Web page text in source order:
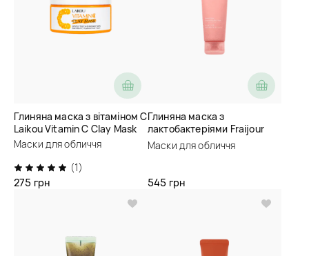
Глиняна маска з вітаміном C
Laikou Vitamin C Clay Mask
Маски для обличчя
(1)
275 грн
Глиняна маска з
лактобактеріями Fraijour
Biome 5-Lacto Retexturizing
Rosy Mask
Маски для обличчя
545 грн